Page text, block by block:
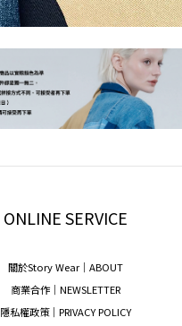
ONLINE SERVICE
關於Story Wear｜ABOUT
商業合作｜NEWSLETTER
隱私權政策｜PRIVACY POLICY